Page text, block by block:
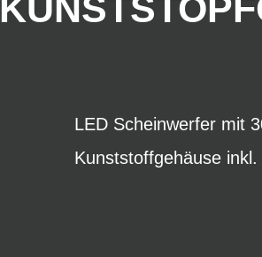
LED Scheinwerfer mit
Kunststoffgehäuse